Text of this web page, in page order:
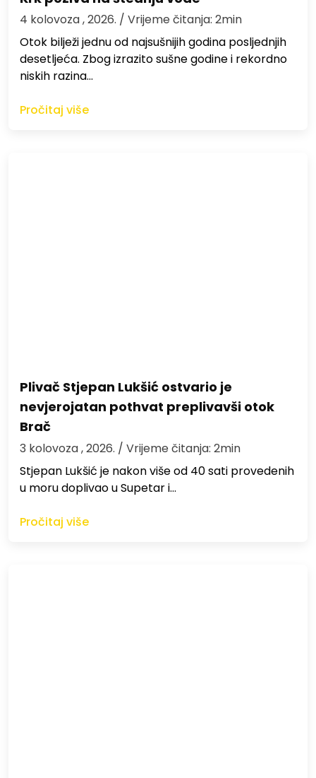
4 kolovoza , 2026. / Vrijeme čitanja: 2min
Otok bilježi jednu od najsušnijih godina posljednjih
desetljeća. Zbog izrazito sušne godine i rekordno
niskih razina…
Pročitaj više
Plivač Stjepan Lukšić ostvario je
nevjerojatan pothvat preplivavši otok
Brač
3 kolovoza , 2026. / Vrijeme čitanja: 2min
St​jepan Lukšić je nakon više od 40 sati provedenih
u moru doplivao u Supetar i…
Pročitaj više